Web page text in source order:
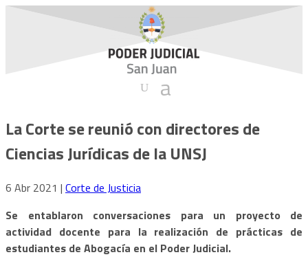
La Corte se reunió con directores de
Ciencias Jurídicas de la UNSJ
6 Abr 2021 | Corte de Justicia
Se entablaron conversaciones para un proyecto de
actividad docente para la realización de prácticas de
estudiantes de Abogacía en el Poder Judicial.